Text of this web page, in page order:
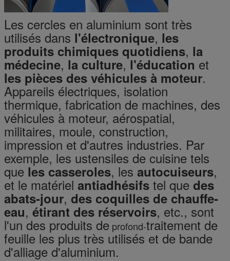
Les cercles en aluminium sont très
utilisés dans l'électronique, les
produits chimiques quotidiens, la
médecine, la culture,l'éducation et
les pièces des véhicules à moteur.
Appareils électriques, isolation
thermique, fabrication de machines, des
véhicules à moteur, aérospatial,
militaires, moule, construction,
impression et d'autres industries. Par
exemple, les ustensiles de cuisine tels
que les casseroles, les autocuiseurs,
et le matériel antiadhésifs tel que des
abats-jour, des coquilles de chauffe-
eau, étirant des réservoirs, etc., sont
l'un des produits de profond-traitement de
feuille les plus très utilisés et de bande
d'alliage d'aluminium.